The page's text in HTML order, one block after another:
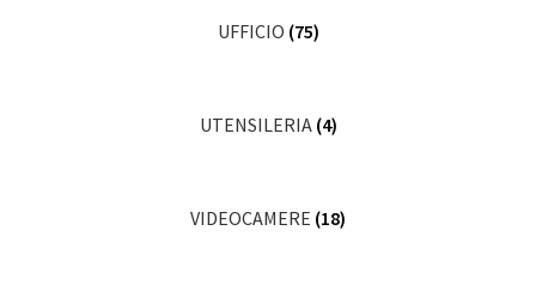
UFFICIO (75)
UTENSILERIA (4)
VIDEOCAMERE (18)